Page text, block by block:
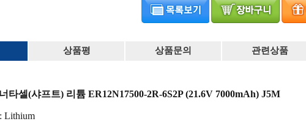
상품평 상품문의 관련상품
타셀(샤프트) 리튬 ER12N17500-2R-6S2P (21.6V 7000mAh) J5M
Lithium